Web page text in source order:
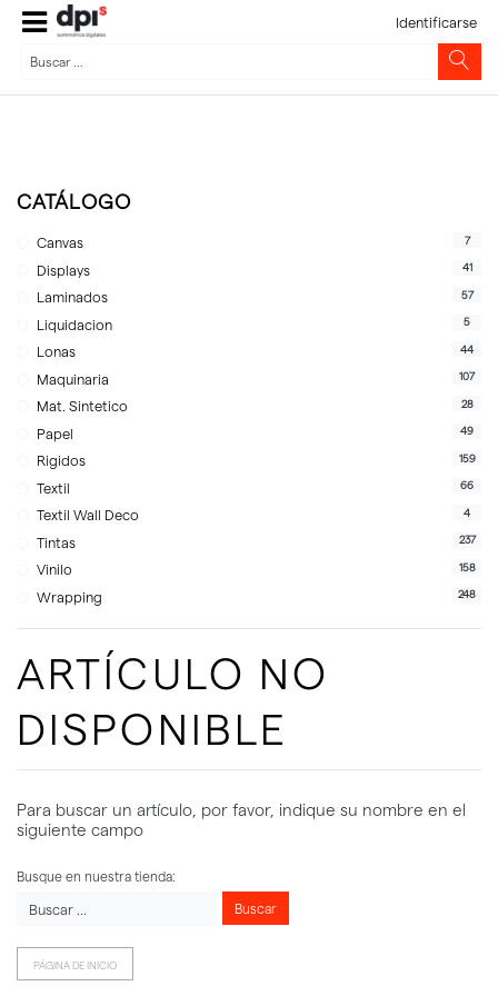
Identificarse
CATÁLOGO
Canvas 7
Displays 41
Laminados 57
Liquidacion 5
Lonas 44
Maquinaria 107
Mat. Sintetico 28
Papel 49
Rigidos 159
Textil 66
Textil Wall Deco 4
Tintas 237
Vinilo 158
Wrapping 248
ARTÍCULO NO
DISPONIBLE
Para buscar un artículo, por favor, indique su nombre en el
siguiente campo
Busque en nuestra tienda:
Buscar
PÁGINA DE INICIO